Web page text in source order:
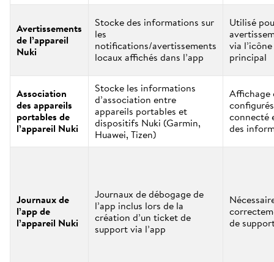
Avertissements
de l’appareil
Nuki
Stocke des informations sur
les
notifications/avertissements
locaux affichés dans l’app
Utilisé
via
principal
Association
des appareils
portables de
l’appareil Nuki
Stocke les informations
d’association entre
appareils portables et
dispositifs Nuki (Garmin,
Huawei, Tizen)
Affichage
connecté
des
Journaux de
l’app de
l’appareil Nuki
Journaux de débogage de
l’app inclus lors de la
création d’un ticket de
support via l’app de